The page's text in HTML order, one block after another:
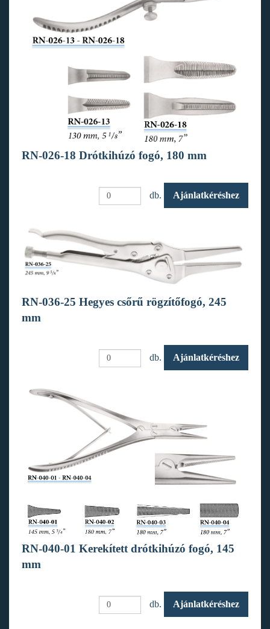
RN-026-18 Drótkihúzó fogó, 180 mm
db. Ajánlatkéréshez
RN-036-25 Hegyes csőrű rögzítőfogó, 245
mm
db. Ajánlatkéréshez
RN-040-01 Kerekített drótkihúzó fogó, 145
mm
db. Ajánlatkéréshez